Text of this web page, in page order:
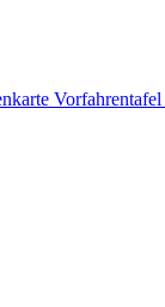
Vorfahrentafel